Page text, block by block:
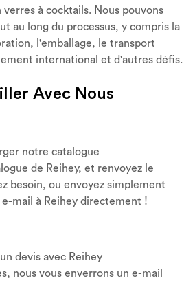
verres à cocktails. Nous pouvons
au long du processus, y compris la
l'emballage, le transport
international et d'autres défis.
Avec Nous
notre catalogue
de Reihey, et renvoyez le
besoin, ou envoyez simplement
mail à Reihey directement !
devis avec Reihey
nous vous enverrons un e-mail